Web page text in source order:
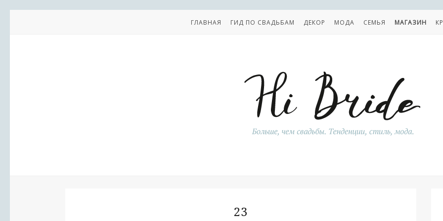
ГЛАВНАЯ ГИД ПО СВАДЬБАМ ДЕКОР МОДА СЕМЬЯ МАГАЗИН
23